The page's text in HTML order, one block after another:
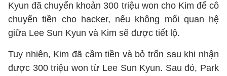
Kyun đã chuyển khoản 300 triệu won cho Kim để cô
chuyển tiền cho hacker, nếu không mối quan hệ
giữa Lee Sun Kyun và Kim sẽ được tiết lộ.
Tuy nhiên, Kim đã cầm tiền và bỏ trốn sau khi nhận
được 300 triệu won từ Lee Sun Kyun. Sau đó, Park